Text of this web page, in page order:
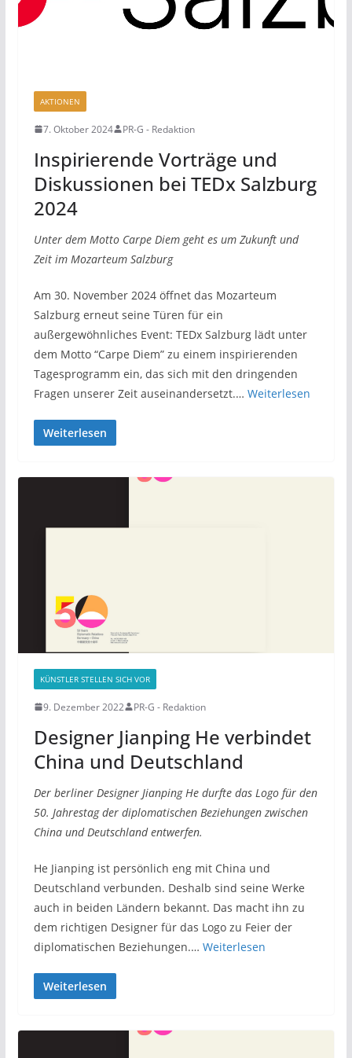
AKTIONEN
7. Oktober 2024 PR-G - Redaktion
Inspirierende Vorträge und
Diskussionen bei TEDx Salzburg
2024
Unter dem Motto Carpe Diem geht es um Zukunft und
Zeit im Mozarteum Salzburg
Am 30. November 2024 öffnet das Mozarteum
Salzburg erneut seine Türen für ein
außergewöhnliches Event: TEDx Salzburg lädt unter
dem Motto “Carpe Diem” zu einem inspirierenden
Tagesprogramm ein, das sich mit den dringenden
Fragen unserer Zeit auseinandersetzt.… Weiterlesen
Weiterlesen
KÜNSTLER STELLEN SICH VOR
9. Dezember 2022 PR-G - Redaktion
Designer Jianping He verbindet
China und Deutschland
Der berliner Designer Jianping He durfte das Logo für den
50. Jahrestag der diplomatischen Beziehungen zwischen
China und Deutschland entwerfen.
He Jianping ist persönlich eng mit China und
Deutschland verbunden. Deshalb sind seine Werke
auch in beiden Ländern bekannt. Das macht ihn zu
dem richtigen Designer für das Logo zu Feier der
diplomatischen Beziehungen.… Weiterlesen
Weiterlesen